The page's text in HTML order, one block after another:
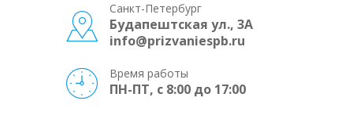
Санкт-Петербург
Будапештская ул., 3А
info@prizvaniespb.ru
Время работы
ПН-ПТ, с 8:00 до 17:00